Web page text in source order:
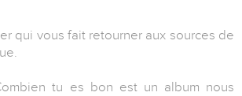
qui vous fait retourner aux sources de
tu es bon est un album nous